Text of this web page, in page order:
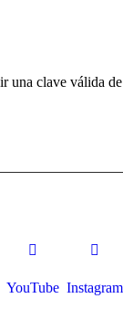
una clave válida de
YouTube Instagram